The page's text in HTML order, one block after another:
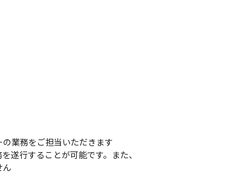
業務をご担当いただきます
遂行することが可能です。また、
ん